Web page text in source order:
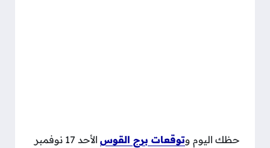
حظك اليوم وتوقعات برج القوس
الأحد 17 نوفمبر